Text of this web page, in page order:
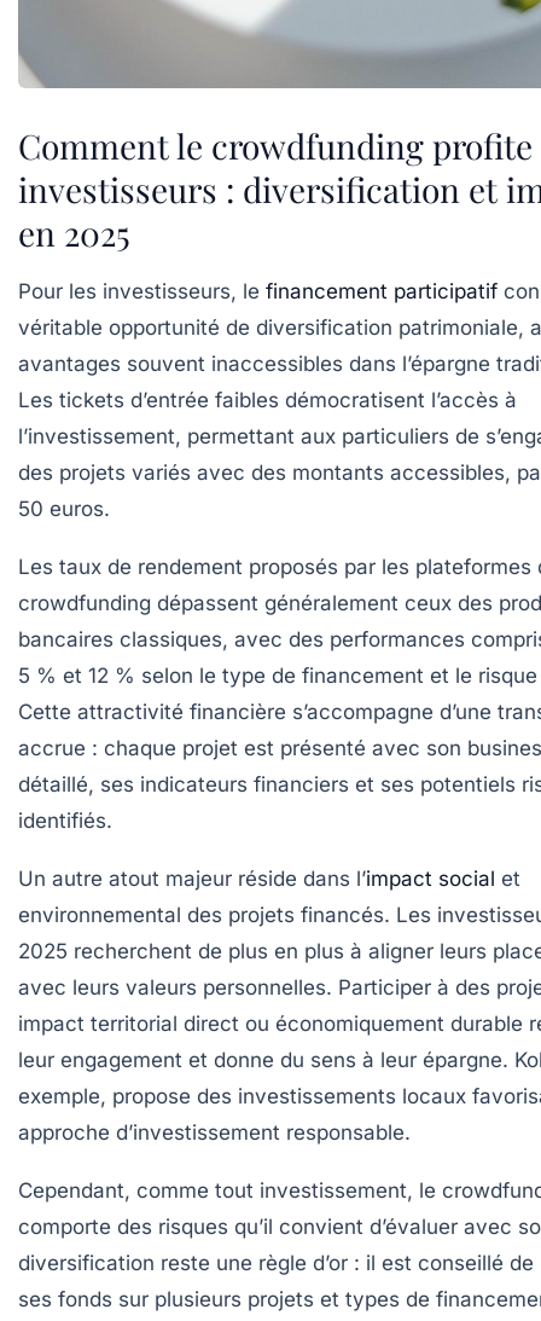
Comment le crowdfunding profite
investisseurs : diversification et
en 2025
Pour les investisseurs, le financement participatif
véritable opportunité de diversification patrimoniale,
avantages souvent inaccessibles dans l’épargne
Les tickets d’entrée faibles démocratisent l’accès à
l’investissement, permettant aux particuliers de
des projets variés avec des montants accessibles,
50 euros.
Les taux de rendement proposés par les plateformes
crowdfunding dépassent généralement ceux des
bancaires classiques, avec des performances
5 % et 12 % selon le type de financement et le
Cette attractivité financière s’accompagne d’une
accrue : chaque projet est présenté avec son
détaillé, ses indicateurs financiers et ses potentiels
identifiés.
Un autre atout majeur réside dans l’impact social et
environnemental des projets financés. Les
2025 recherchent de plus en plus à aligner leurs
avec leurs valeurs personnelles. Participer à des
impact territorial direct ou économiquement durable
leur engagement et donne du sens à leur épargne.
exemple, propose des investissements locaux
approche d’investissement responsable.
Cependant, comme tout investissement, le
comporte des risques qu’il convient d’évaluer avec
diversification reste une règle d’or : il est conseillé de
ses fonds sur plusieurs projets et types de